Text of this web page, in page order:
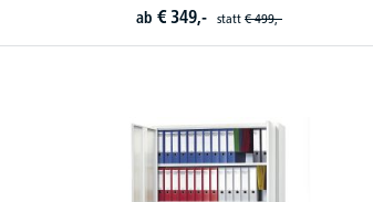
ab € 349,- statt € 499,-